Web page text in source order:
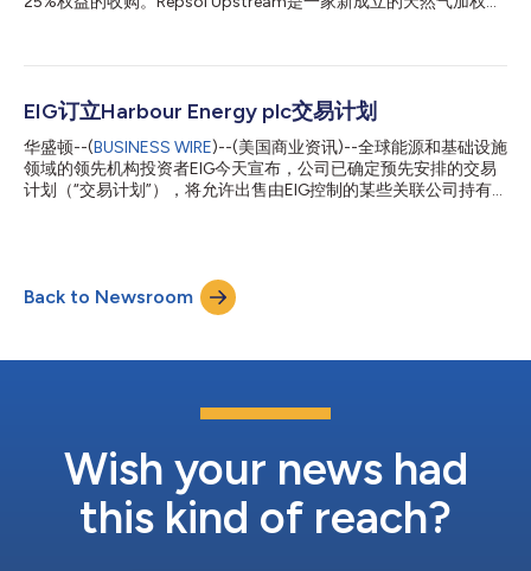
控股公司(Daimler Truck Holding AG)董事会的的非执行董事长，
购了Repsol Upstream 25%的权益（包括债务），Repsol则持有剩
上游资产组合，由在美国等15个国家的超过60万桶石油当量/天的
生产和经营业务组成。该投资组合产生大量的自由现金流，应该可
以带来可观的股息回报，同时还保持了相对于同行而言较低的碳排
放强度。Repsol和EIG都预计，如果市场条件有利，该业务有可能
于2026年开始在美国上市。 EIG董事长兼首席执行官R. Blair
EIG订立Harbour Energy plc交易计划
华盛顿--(BUSINESS WIRE)--(美国商业资讯)--全球能源和基础设施
领域的领先机构投资者EIG今天宣布，公司已确定预先安排的交易
计划（“交易计划”），将允许出售由EIG控制的某些关联公司持有
联股东而言，该分配是应纳税事件；因此，EIG正在根据交易计划
出售股份，主要是为了履行此类纳税义务。2023年2月6日订立的
交易计划将允许在EIG可能因内幕交易法律或Harbour Energy plc
份。交易计划将由独立经纪人管理，并受交易计划中规定的预设价
大股东，通过管理的工具和专有所有权持有该公司约15%的流通
股。 关于EIG EIG是全球能源和基础设施领域的领先机构投资者，
全球...
Back to Newsroom
Wish your news had
this kind of reach?